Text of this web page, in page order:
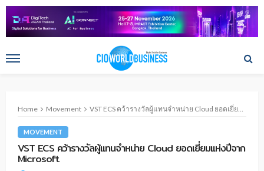
Home Movement VST ECS คว้ารางวัลผู้แทนจำหน่าย Cloud ยอดเยี่ยมแห่งปีจาก Microsoft
MOVEMENT
VST ECS คว้ารางวัลผู้แทนจำหน่าย Cloud ยอดเยี่ยมแห่งปีจาก
Microsoft